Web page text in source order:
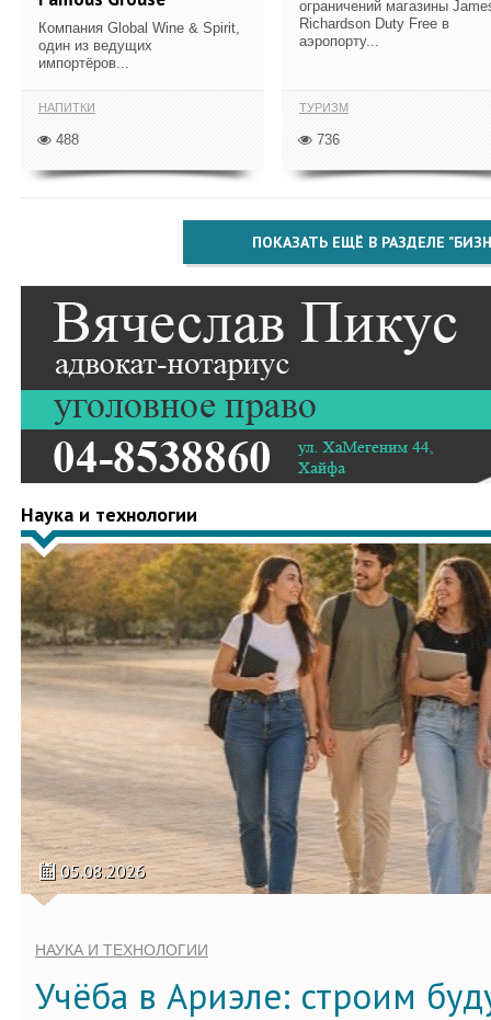
Компания Global Wine & Spirit,
один из ведущих
импортёров...
НАПИТКИ
488
ограничений магазины
Richardson Duty Free в
аэропорту...
ТУРИЗМ
736
ПОКАЗАТЬ ЕЩЁ В РАЗДЕЛЕ
Наука и технологии
05.08.2026
НАУКА И ТЕХНОЛОГИИ
Учёба в Ариэле: строим